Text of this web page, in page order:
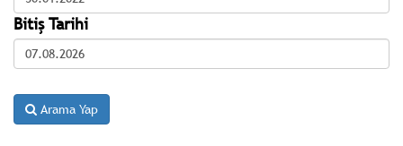
Bitiş Tarihi
Arama Yap